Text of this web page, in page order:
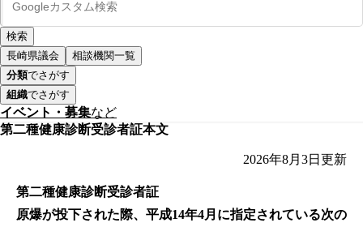
長崎県議会
相談機関一覧
分類でさがす
組織でさがす
イベント・募集など
第二種健康診断受診者証本文
2026年8月3日 更新
第二種健康診断受診者証
原爆が投下された際、平成14年4月に指定されている次の